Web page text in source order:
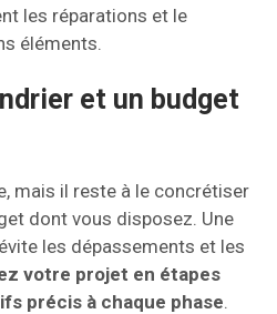
les réparations et le
éléments.
et un budget
mais il reste à le concrétiser
dont vous disposez. Une
les dépassements et les
votre projet en étapes
précis à chaque phase.